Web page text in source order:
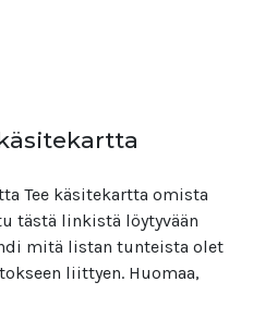
Tee käsitekartta omista
tästä linkistä löytyvään
mitä listan tunteista olet
liittyen. Huomaa,